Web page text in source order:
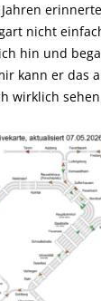
nicht
hin und
kann er das
wirklich